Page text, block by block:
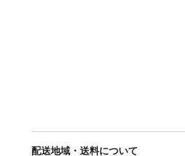
配送地域・送料について